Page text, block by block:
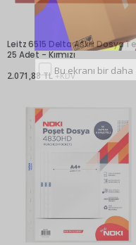
Bu ekranı bir
Leitz 6515 Delta Askılı Dosya
25 Adet - Kırmızı
2.071,88 TL +KDV